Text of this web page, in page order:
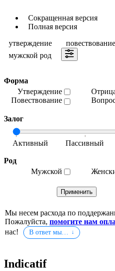
Сокращенная версия
Полная версия
утверждение
повествование
мужской род
Форма
Утверждение
Повествование
Залог
Род
Мужской
Мы несем расхода по
Пожалуйста, помогите нам
нас!
В ответ мы…
Indicatif